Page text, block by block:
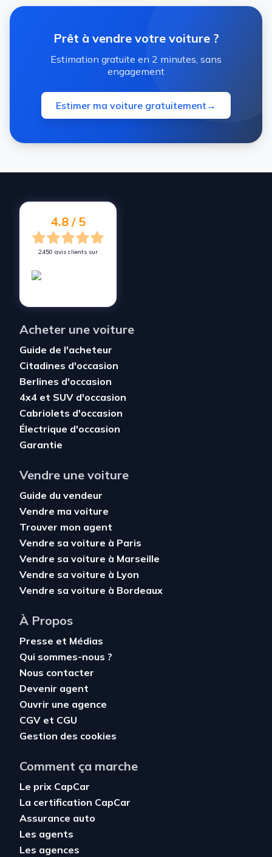
Prêt à vendre votre voiture ?
Estimation gratuite en 2 minutes, sans
engagement
Estimer ma voiture gratuitement →
4.8 / 5
2450 avis clients sur
Acheter une voiture
Guide de l'acheteur
Citadines d'occasion
Berlines d'occasion
4x4 et SUV d'occasion
Cabriolets d'occasion
Électrique d'occasion
Garantie
Vendre une voiture
Guide du vendeur
Vendre ma voiture
Trouver mon agent
Vendre sa voiture à Paris
Vendre sa voiture à Marseille
Vendre sa voiture à Lyon
Vendre sa voiture à Bordeaux
À Propos
Presse et Médias
Qui sommes-nous ?
Nous contacter
Devenir agent
Ouvrir une agence
CGV et CGU
Gestion des cookies
Comment ça marche
Le prix CapCar
La certification CapCar
Assurance auto
Les agents
Les agences